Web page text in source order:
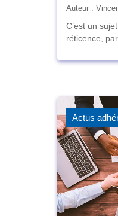
Auteur :
C’est un
réticence,
Actus